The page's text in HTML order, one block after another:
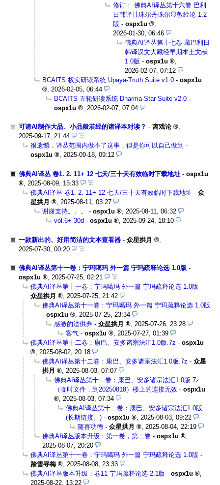
修订： 佛典AI译丛第十六卷 巴利
日韩译甘珠尔丹珠尔显教经论 1.2
版 - ospx1u
2026-01-30, 06:46
佛典AI译丛第十七卷 藏巴利日
韩译汉文大藏经早期本土文献
1.0版 - ospx1u
2026-02-07, 07:12
BCAITS 权实研读系统 Upaya-Truth Suite v1.0 - ospx1u
2026-02-05, 06:44
BCAITS 五轮研读系统 Dharma-Star Suite v2.0 -
ospx1u
2026-02-07, 07:04
可请AI制作大品、小品般若经的诸译本对读？ - 离戏论
,
2025-09-17, 21:44
很遗憾，译丛范围内做不了这事，但是你可以自己做到 -
ospx1u
, 2025-09-18, 09:12
佛典AI译丛 卷1. 2. 11+ 12 七天/三十天有效临时下载地址 - ospx1u
, 2025-08-09, 15:33
佛典AI译丛 卷1. 2. 11+ 12 七天/三十天有效临时下载地址 - 众
星拱月
, 2025-08-11, 03:27
谢谢支持。。。
- ospx1u , 2025-08-11, 06:32
vol.6+ 30d - ospx1u , 2025-09-24, 18:10
一款新出的、好用简洁的文本查看器 - 众星拱月
2025-07-30, 00:20
佛典AI译丛第十一卷：宁玛噶玛 外一篇 宁玛疏释论选 1.0版 -
ospx1u
, 2025-07-25, 02:21
佛典AI译丛第十一卷：宁玛噶玛 外一篇 宁玛疏释论选 1.0版 -
众星拱月
, 2025-07-25, 21:42
佛典AI译丛第十一卷：宁玛噶玛 外一篇 宁玛疏释论选 1.0版
- ospx1u , 2025-07-25, 23:34
感激的法供养 - 众星拱月 , 2025-07-26, 23:28
客气 - ospx1u , 2025-07-27, 01:39
佛典AI译丛第十二卷：康巴、安多诸宗法汇1.0版.7z - ospx1u
, 2025-08-02, 20:18
佛典AI译丛第十二卷：康巴、安多诸宗法汇1.0版.7z - 众星
拱月
, 2025-08-03, 07:07
佛典AI译丛第十二卷：康巴、安多诸宗法汇1.0版.7z
（临时文件，到20250818）楼上的连接无效 - ospx1u
, 2025-08-03, 07:34
佛典AI译丛第十二卷：康巴、安多诸宗法汇1.0版
(长期链接。) - ospx1u , 2025-08-03, 09:22
随喜功德 - 众星拱月 , 2025-08-04, 22:19
佛典AI译丛版本升级：第一卷，第二卷 - ospx1u
,
2025-08-07, 20:20
佛典AI译丛第十一卷：宁玛噶玛 外一篇 宁玛疏释论选 1.0版 -
踏雪寻梅
, 2025-08-08, 23:33
佛典AI译丛版本升级：卷11 宁玛疏释论选 2.1版 - ospx1u
,
2025-08-22, 13:22